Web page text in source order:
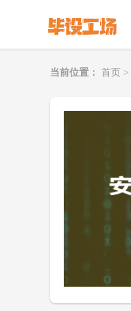
当前位置： 首页 >